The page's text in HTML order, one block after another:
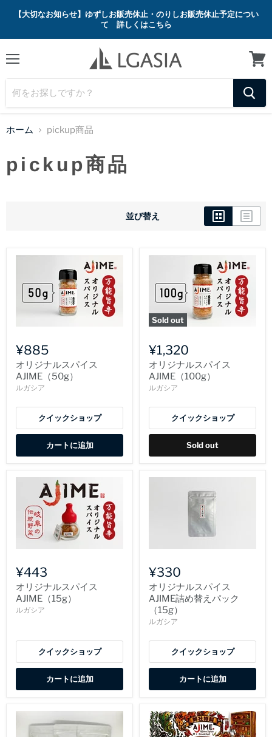
【大切なお知らせ】ゆずしお販売休止・のりしお販売休止予定につい
て 詳しくはこちら
ニ
ュ
ー
ー
ト
を
見
ホーム pickup商品
pickup商品
並び替え
¥885
オリジナルスパイス
AJIME（50g）
ルガシア
クイックショップ
カートに追加
Sold out
¥1,320
オリジナルスパイス
AJIME（100g）
ルガシア
クイックショップ
Sold out
¥443
オリジナルスパイス
AJIME（15g）
ルガシア
クイックショップ
カートに追加
¥330
オリジナルスパイス
AJIME詰め替えパック
（15g）
ルガシア
クイックショップ
カートに追加